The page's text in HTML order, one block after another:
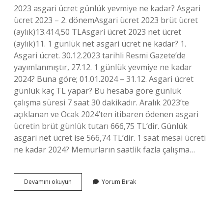
2023 asgari ücret günlük yevmiye ne kadar? Asgari
ücret 2023 – 2. dönemAsgari ücret 2023 brüt ücret
(aylık)13.414,50 TLAsgari ücret 2023 net ücret
(aylık)11. 1 günlük net asgari ücret ne kadar? 1.
Asgari ücret. 30.12.2023 tarihli Resmi Gazete’de
yayımlanmıştır, 27.12. 1 günlük yevmiye ne kadar
2024? Buna göre; 01.01.2024 – 31.12. Asgari ücret
günlük kaç TL yapar? Bu hesaba göre günlük
çalışma süresi 7 saat 30 dakikadır. Aralık 2023’te
açıklanan ve Ocak 2024’ten itibaren ödenen asgari
ücretin brüt günlük tutarı 666,75 TL’dir. Günlük
asgari net ücret ise 566,74 TL’dir. 1 saat mesai ücreti
ne kadar 2024? Memurların saatlik fazla çalışma…
Devamını okuyun
Günlük
Yorum Bırak